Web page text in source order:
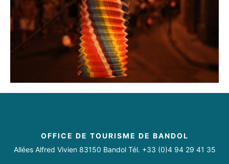
OFFICE DE TOURISME DE BANDOL
Allées Alfred Vivien 83150 Bandol Tél. +33 (0)4 94 29 41 35